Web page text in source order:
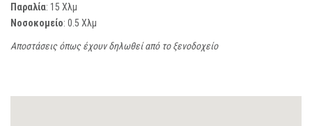
Παραλία: 15 Χλμ
Νοσοκομείο: 0.5 Χλμ
Αποστάσεις όπως έχουν δηλωθεί από το ξενοδοχείο